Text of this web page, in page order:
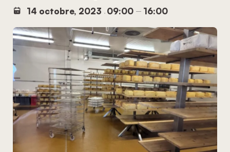
14 octobre, 2023 , 09:00 – 16:00